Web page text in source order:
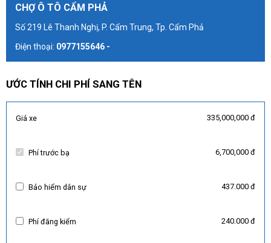
CHỢ Ô TÔ CẨM PHẢ
Số 219 Lê Thanh Nghị, P. Cẩm Trung, Tp. Cẩm Phả
Điện thoại: 0977155646 -
ƯỚC TÍNH CHI PHÍ SANG TÊN
Giá xe 335,000,000 đ
Phí trước bạ 6,700,000 đ
Bảo hiểm dân sự 437.000 đ
Phí đăng kiểm 240.000 đ